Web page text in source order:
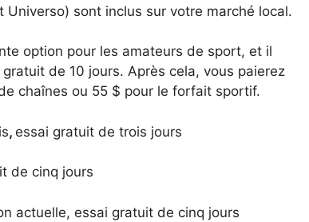
sont inclus sur votre marché local.
option pour les amateurs de sport, et il
de 10 jours. Après cela, vous paierez
chaînes ou 55 $ pour le forfait sportif.
, essai gratuit de trois jours
de cinq jours
actuelle, essai gratuit de cinq jours